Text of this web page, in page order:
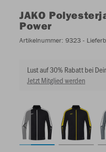
JAKO
Power
Artikelnummer: 9323 -
Lust auf 30% Rabatt bei
Jetzt Mitglied werden